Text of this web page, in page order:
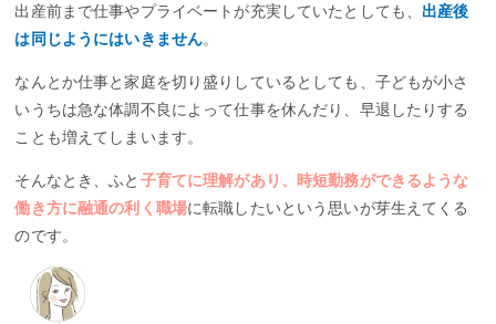
出産前まで仕事やプライベートが充実していたとしても、 出産後
は同じようにはいきません。
なんとか仕事と家庭を切り盛りしているとしても、子どもが小さ
いうちは急な体調不良によって仕事を休んだり、早退したりする
ことも増えてしまいます。
そんなとき、ふと 子育てに理解があり、時短勤務ができるような
働き方に融通の利く職場に転職したいという思いが芽生えてくる
のです。